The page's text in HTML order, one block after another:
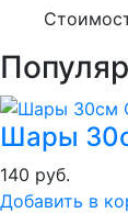
Шары
140 руб.
Добавить в